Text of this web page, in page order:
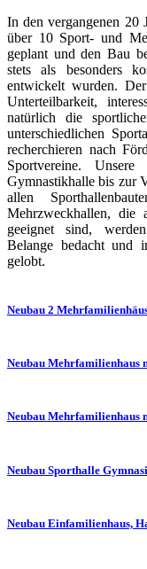
In den vergangenen 20
über 10 Sport- und
geplant und den Bau
stets als besonders
entwickelt wurden.
Unterteilbarkeit,
natürlich die
unterschiedlichen
recherchieren nach
Sportvereine.
Gymnastikhalle bis zur
allen
Mehrzweckhallen, die
geeignet sind,
Belange bedacht und
gelobt.
Neubau 2
Neubau Mehrfamilienhaus
Neubau Mehrfamilienhaus
Neubau Sporthalle
Neubau Einfamilienhaus,